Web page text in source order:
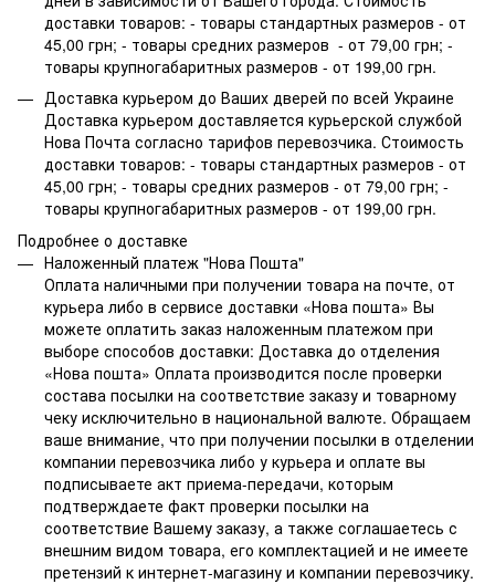
доставки товаров: - товары стандартных размеров - от
45,00 грн; - товары средних размеров - от 79,00 грн; -
товары крупногабаритных размеров - от 199,00 грн.
Доставка курьером до Ваших дверей по всей Украине
Доставка курьером доставляется курьерской службой
Нова Почта согласно тарифов перевозчика. Стоимость
доставки товаров: - товары стандартных размеров - от
45,00 грн; - товары средних размеров - от 79,00 грн; -
товары крупногабаритных размеров - от 199,00 грн.
Подробнее о доставке
Наложенный платеж "Нова Пошта"
Оплата наличными при получении товара на почте, от
курьера либо в сервисе доставки «Нова пошта» Вы
можете оплатить заказ наложенным платежом при
выборе способов доставки: Доставка до отделения
«Нова пошта» Оплата производится после проверки
состава посылки на соответствие заказу и товарному
чеку исключительно в национальной валюте. Обращаем
ваше внимание, что при получении посылки в отделении
компании перевозчика либо у курьера и оплате вы
подписываете акт приема-передачи, которым
подтверждаете факт проверки посылки на
соответствие Вашему заказу, а также соглашаетесь с
внешним видом товара, его комплектацией и не имеете
претензий к интернет-магазину и компании перевозчику.